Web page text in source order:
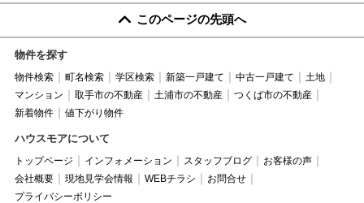
このページの先頭へ
物件を探す
物件検索 町名検索 学区検索 新築一戸建て 中古一戸建て
土地
マンション
取手市の不動産 土浦市の不動産
つくば市の不動産
新着物件
値下がり物件
ハウスモアについて
トップページ インフォメーション スタッフブログ
お客様の声
会社概要
現地見学会情報 WEBチラシ
お問合せ
プライバシーポリシー